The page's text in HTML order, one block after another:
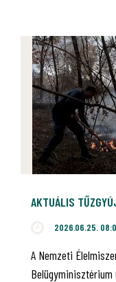
AKTUÁLIS
2026.06.25.
A Nemzeti